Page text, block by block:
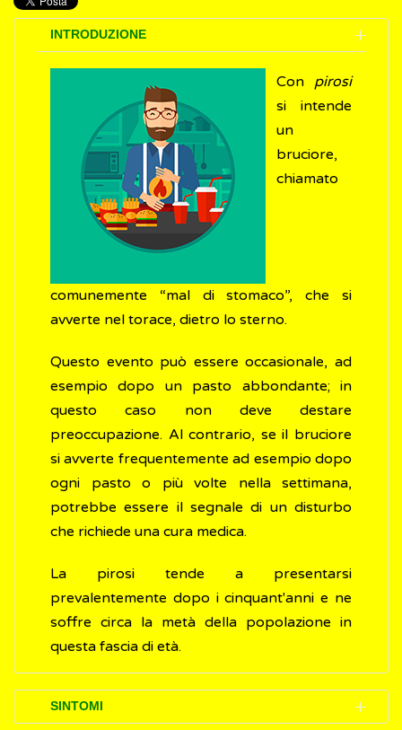
INTRODUZIONE
Con pirosi
si intende
un
bruciore,
chiamato
comunemente “mal di stomaco”, che si
avverte nel torace, dietro lo sterno.
Questo evento può essere occasionale, ad
esempio dopo un pasto abbondante; in
questo caso non deve destare
preoccupazione. Al contrario, se il bruciore
si avverte frequentemente ad esempio dopo
ogni pasto o più volte nella settimana,
potrebbe essere il segnale di un disturbo
che richiede una cura medica.
La pirosi tende a presentarsi
prevalentemente dopo i cinquant'anni e ne
soffre circa la metà della popolazione in
questa fascia di età.
SINTOMI